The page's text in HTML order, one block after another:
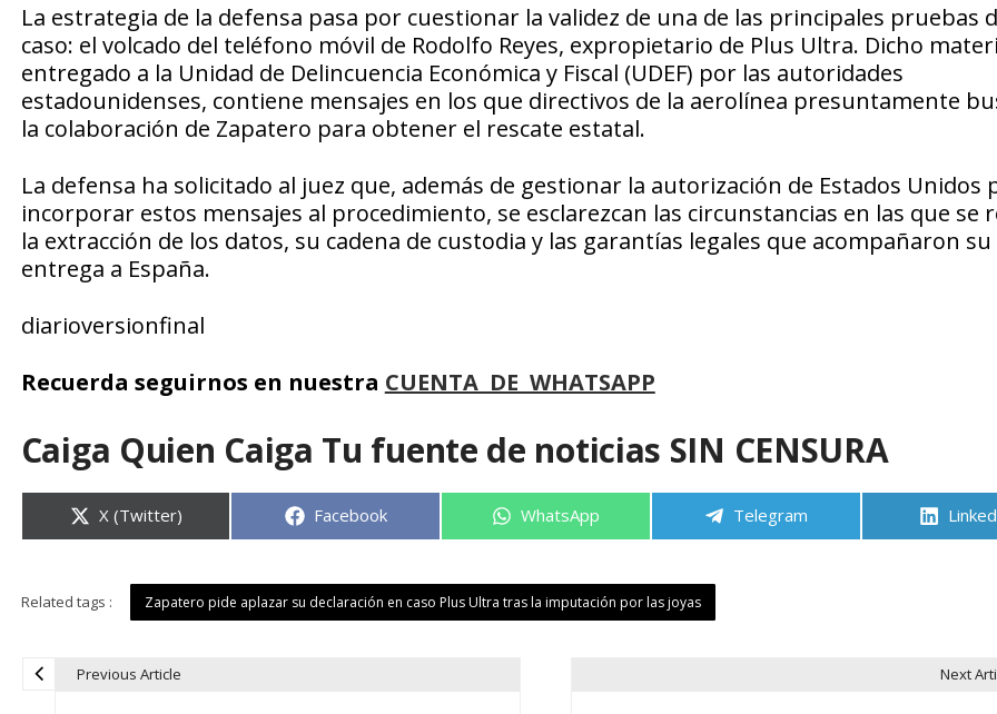
La estrategia de la defensa pasa por cuestionar la validez de una de las principales pruebas
caso: el volcado del teléfono móvil de Rodolfo Reyes, expropietario de Plus Ultra. Dicho
entregado a la Unidad de Delincuencia Económica y Fiscal (UDEF) por las autoridades
estadounidenses, contiene mensajes en los que directivos de la aerolínea presuntamente
la colaboración de Zapatero para obtener el rescate estatal.
La defensa ha solicitado al juez que, además de gestionar la autorización de Estados Unidos
incorporar estos mensajes al procedimiento, se esclarezcan las circunstancias en las que se
la extracción de los datos, su cadena de custodia y las garantías legales que acompañaron su
entrega a España.
diarioversionfinal
Recuerda seguirnos en nuestra CUENTA DE WHATSAPP
Caiga Quien Caiga Tu fuente de noticias SIN CENSURA
Compartir
en
X (Twitter) Compartir
Facebook Compartir
WhatsApp Compartir
Telegram
Related tags : Zapatero pide aplazar su declaración en caso Plus Ultra tras la imputación por las joyas
Previous Article Next